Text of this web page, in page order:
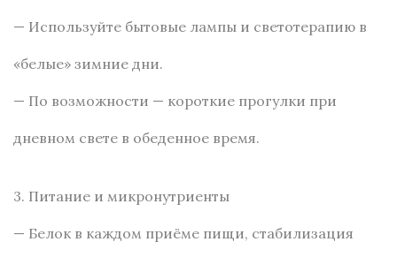
— Используйте бытовые лампы и светотерапию в
«белые» зимние дни.
— По возможности — короткие прогулки при
дневном свете в обеденное время.
3. Питание и микронутриенты
— Белок в каждом приёме пищи, стабилизация